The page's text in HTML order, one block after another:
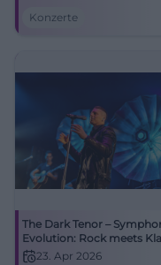
und Klassik.
Konzerte
The Dark Tenor –
Evolution: Rock meets
in Bochum
23. Apr 2026